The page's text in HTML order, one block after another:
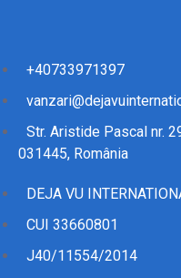
+40733971397
Str. Aristide Pascal nr.
031445, România
DEJA VU
CUI 33660801
J40/11554/2014